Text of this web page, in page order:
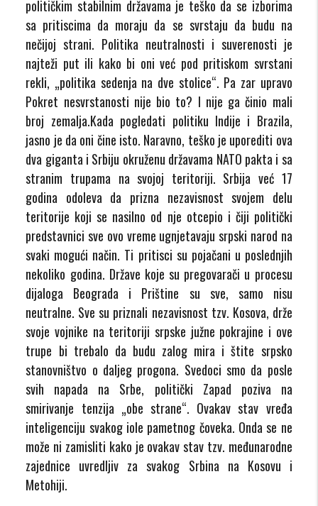
političkim stabilnim državama je teško da se izborima
sa pritiscima da moraju da se svrstaju da budu na
nečijoj strani. Politika neutralnosti i suverenosti je
najteži put ili kako bi oni već pod pritiskom svrstani
rekli, „politika sedenja na dve stolice“. Pa zar upravo
Pokret nesvrstanosti nije bio to? I nije ga činio mali
broj zemalja.Kada pogledati politiku Indije i Brazila,
jasno je da oni čine isto. Naravno, teško je uporediti ova
dva giganta i Srbiju okruženu državama NATO pakta i sa
stranim trupama na svojoj teritoriji. Srbija već 17
godina odoleva da prizna nezavisnost svojem delu
teritorije koji se nasilno od nje otcepio i čiji politički
predstavnici sve ovo vreme ugnjetavaju srpski narod na
svaki mogući način. Ti pritisci su pojačani u poslednjih
nekoliko godina. Države koje su pregovarači u procesu
dijaloga Beograda i Prištine su sve, samo nisu
neutralne. Sve su priznali nezavisnost tzv. Kosova, drže
svoje vojnike na teritoriji srpske južne pokrajine i ove
trupe bi trebalo da budu zalog mira i štite srpsko
stanovništvo o daljeg progona. Svedoci smo da posle
svih napada na Srbe, politički Zapad poziva na
smirivanje tenzija „obe strane“. Ovakav stav vređa
inteligenciju svakog iole pametnog čoveka. Onda se ne
može ni zamisliti kako je ovakav stav tzv. međunarodne
zajednice uvredljiv za svakog Srbina na Kosovu i
Metohiji.